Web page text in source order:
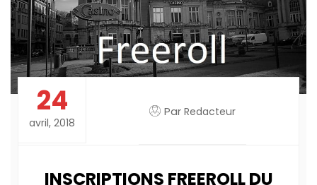
24
avril, 2018
Par Redacteur
INSCRIPTIONS FREEROLL DU